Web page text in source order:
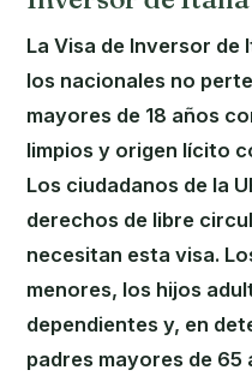
La Visa de Inversor
los nacionales no
mayores de 18 años
limpios y origen lícito
Los ciudadanos de la
derechos de libre
necesitan esta visa.
menores, los hijos
dependientes y, en
padres mayores de 65